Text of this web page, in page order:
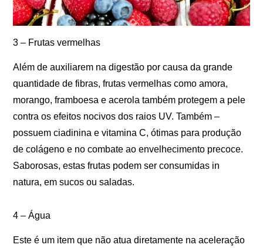
3 – Frutas vermelhas
Além de auxiliarem na digestão por causa da grande
quantidade de fibras, frutas vermelhas como amora,
morango, framboesa e acerola também protegem a pele
contra os efeitos nocivos dos raios UV. Também –
possuem ciadinina e vitamina C, ótimas para produção
de colágeno e no combate ao envelhecimento precoce.
Saborosas, estas frutas podem ser consumidas in
natura, em sucos ou saladas.
4 – Água
Este é um item que não atua diretamente na aceleração